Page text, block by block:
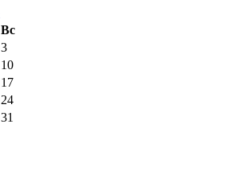
Вс
3
10
17
24
31